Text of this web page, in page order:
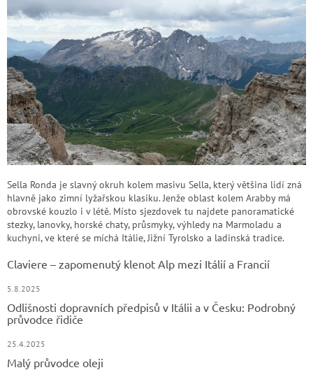
Sella Ronda je slavný okruh kolem masivu Sella, který většina lidí zná
hlavně jako zimní lyžařskou klasiku. Jenže oblast kolem Arabby má
obrovské kouzlo i v létě. Místo sjezdovek tu najdete panoramatické
stezky, lanovky, horské chaty, průsmyky, výhledy na Marmoladu a
kuchyni, ve které se míchá Itálie, Jižní Tyrolsko a ladinská tradice.
Claviere – zapomenutý klenot Alp mezi Itálií a Francií
5.8.2025
Odlišnosti dopravních předpisů v Itálii a v Česku: Podrobný
průvodce řidiče
25.4.2025
Malý průvodce oleji